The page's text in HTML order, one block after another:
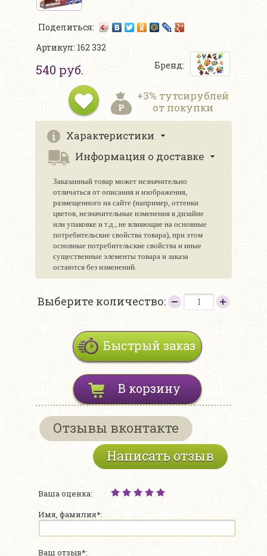
Поделиться:
Артикул: 162 332
540 руб. Бренд:
+3% тутсирублей
от покупки
Характеристики
Информация о доставке
Заказанный товар может незначительно
отличаться от описания и изображения,
размещенного на сайте (например, оттенки
цветов, незначительные изменения в дизайне
или упаковке и т.д., не влияющие на основные
потребительские свойства товара), при этом
основные потребительские свойства и иные
существенные элементы товара и заказа
остаются без изменений.
Выберите количество:
Быстрый заказ
В корзину
Отзывы вконтакте
Написать отзыв
Ваша оценка:
Имя, фамилия*:
Ваш отзыв*: